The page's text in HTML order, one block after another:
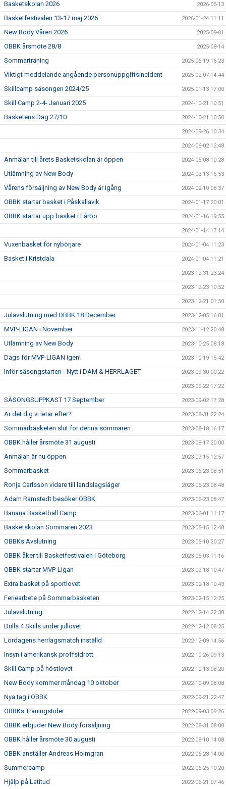
Basketskolan 2026 2026-05-13
Basketfestivalen 13-17 maj 2026 2026-01-24 11:11
New Body Våren 2026 2025-09-01
OBBK årsmöte 28/8 2025-08-14
Sommarträning 2025-06-19 16:23
Viktigt meddelande angående personuppgiftsincident 2025-02-07 14:44
Skillcamp säsongen 2024/25 2025-01-13 17:00
Skill Camp 2-4- Januari 2025 2024-10-21 10:51
Basketens Dag 27/10 2024-10-21 10:50
2024-09-26 10:34
2024-06-02 12:48
Anmälan till årets Basketskolan är öppen 2024-05-08 10:28
Utlämning av New Body 2024-03-13 15:53
Vårens försäljning av New Body är igång 2024-02-10 08:37
OBBK startar basket i Påskallavik 2024-01-17 20:01
OBBK startar upp basket i Fårbo 2024-01-16 19:55
2024-01-14 17:14
Vuxenbasket för nybörjare 2024-01-04 11:23
Basket i Kristdala 2024-01-04 11:21
2023-12-31 23:24
2023-12-23 10:52
2023-12-21 01:50
Julavslutning med OBBK 18 December 2023-12-05 16:01
MVP-LIGAN i November 2023-11-12 20:48
Utlämning av New Body 2023-10-25 08:18
Dags för MVP-LIGAN igen! 2023-10-19 15:42
Inför säsongstarten - Nytt i DAM & HERRLAGET 2023-09-30 00:22
2023-09-22 17:22
SÄSONGSUPPKAST 17 September 2023-09-02 17:28
Är det dig vi letar efter? 2023-08-31 22:24
Sommarbasketen slut för denna sommaren 2023-08-18 16:17
OBBK håller årsmöte 31 augusti 2023-08-17 20:00
Anmälan är nu öppen 2023-07-15 12:57
Sommarbasket 2023-06-23 08:51
Ronja Carlsson vidare till landslagsläger 2023-06-23 08:48
Adam Ramstedt besöker OBBK 2023-06-23 08:47
Banana Basketball Camp 2023-06-01 11:17
Basketskolan Sommaren 2023 2023-05-15 12:48
OBBKs Avslutning 2023-05-10 20:27
OBBK åker till Basketfestivalen i Göteborg 2023-05-03 11:16
OBBK startar MVP-Ligan 2023-02-18 10:47
Extra basket på sportlovet 2023-02-18 10:43
Feriearbete på Sommarbasketen 2023-02-15 12:25
Julavslutning 2022-12-14 22:30
Drills 4 Skills under jullovet 2022-12-12 08:25
Lördagens herrlagsmatch inställd 2022-12-09 14:56
Insyn i amerikansk proffsidrott 2022-10-26 09:13
Skill Camp på höstlovet 2022-10-13 08:20
New Body kommer måndag 10 oktober 2022-10-09 08:08
Nya tag i OBBK 2022-09-21 22:47
OBBKs Träningstider 2022-09-03 09:26
OBBK erbjuder New Body försäljning 2022-08-31 08:00
OBBK håller årsmöte 30 augusti 2022-08-10 14:08
OBBK anställer Andreas Holmgran 2022-06-28 14:00
Summercamp 2022-06-25 10:20
Hjälp på Latitud 2022-06-21 07:46